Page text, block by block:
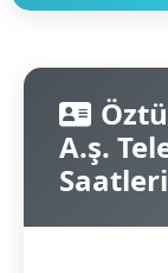
A.ş.